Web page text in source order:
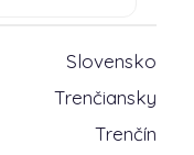
Slovensko
Trenčiansky
Trenčín